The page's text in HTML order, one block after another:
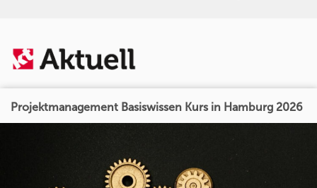
Projektmanagement Basiswissen Kurs in Hamburg 2026